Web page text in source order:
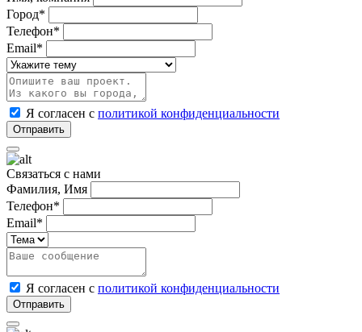
Город*
Телефон*
Email*
Я согласен с политикой конфиденциальности
Связаться с нами
Фамилия, Имя
Телефон*
Email*
Я согласен с политикой конфиденциальности